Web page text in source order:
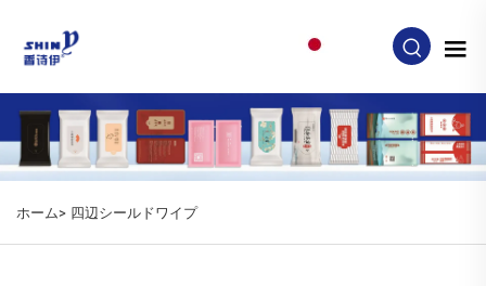
ホーム> 四辺シールドワイプ